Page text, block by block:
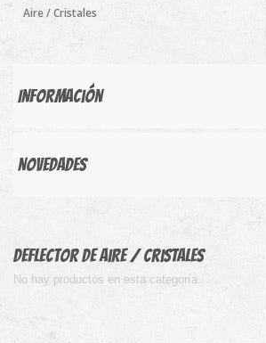
Aire / Cristales
Información
Novedades
Deflector de Aire / Cristales
No hay productos en esta categoría